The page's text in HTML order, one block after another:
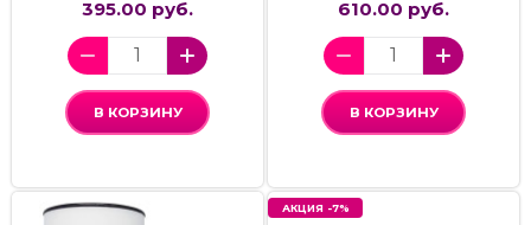
395.00 руб.
В КОРЗИНУ
610.00 руб.
В КОРЗИНУ
АКЦИЯ -7%